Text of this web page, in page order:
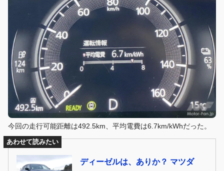
今回の走行可能距離は492.5km、平均電費は6.7km/kWhだった。
あわせて読みたい
ディーゼルは、ありか？ マツダ